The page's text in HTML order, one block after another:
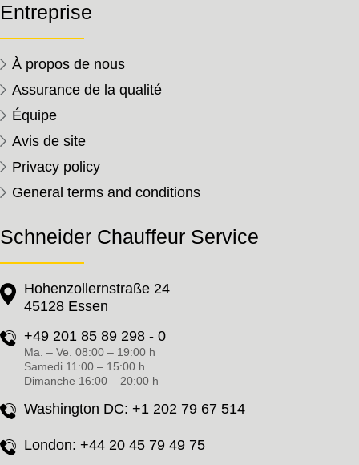
Entreprise
À propos de nous
Assurance de la qualité
Équipe
Avis de site
Privacy policy
General terms and conditions
Schneider Chauffeur Service
Hohenzollernstraße 24
45128 Essen
+49 201 85 89 298 - 0
Ma. – Ve. 08:00 – 19:00 h
Samedi 11:00 – 15:00 h
Dimanche 16:00 – 20:00 h
Washington DC: +1 202 79 67 514
London: +44 20 45 79 49 75